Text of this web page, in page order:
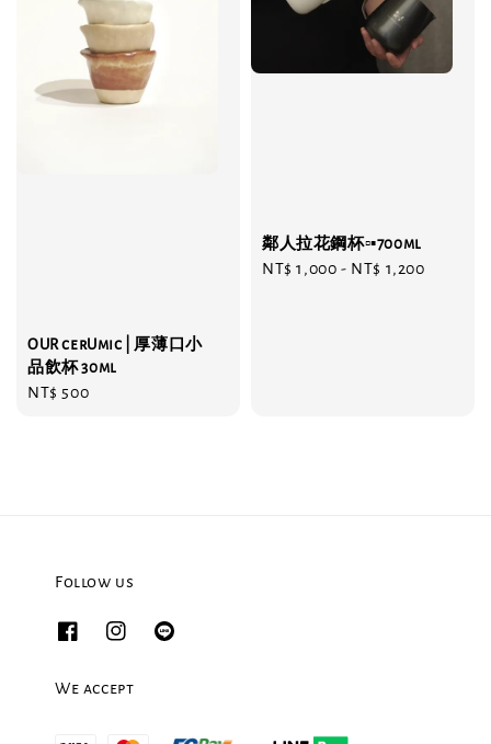
OUR cerUmic | 厚薄口小
品飲杯 30ml
Regular
NT$ 500
鄰人拉花鋼杯▫️▪️700ml
Regular
NT$ 1,000 - NT$ 1,200
Follow us
We accept